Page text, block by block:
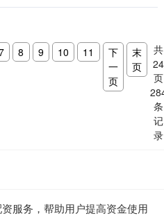
8 9 10 11
下
一
页
末
页
共
24
页
条
记
录
服务，帮助用户提高资金使用